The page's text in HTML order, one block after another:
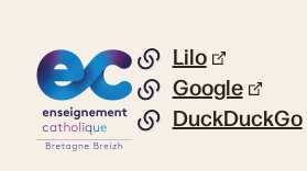
Logos partenaires
Liste de liens
Lilo
Google
DuckDuckGo